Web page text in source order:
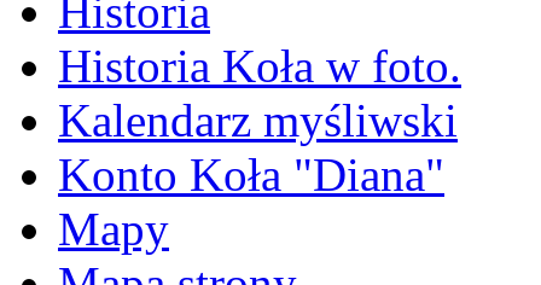
Historia
Historia Koła w foto.
Kalendarz myśliwski
Konto Koła "Diana"
Mapy